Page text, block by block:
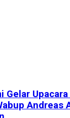
Gelar
Andreas